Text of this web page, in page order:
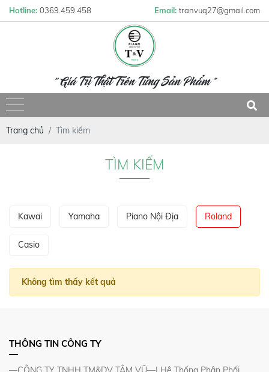
Hotline: 0369.459.458 Email: tranvuq27@gmail.com
" Giá Trị Thật Trên Từng Sản Phẩm "
Trang chủ Tìm kiếm
TÌM KIẾM
Kawai Yamaha Piano Nội Địa Roland
Casio
Không tìm thấy kết quả
THÔNG TIN CÔNG TY